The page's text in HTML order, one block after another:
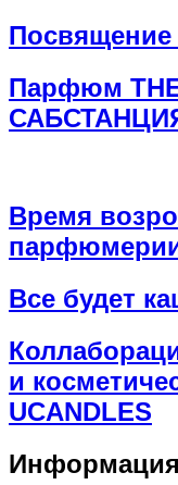
Посвящение
Парфюм THE
Время
Все будет
и
UCANDLES
Информация